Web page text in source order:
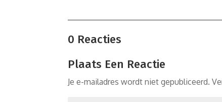
0 Reacties
Plaats Een Reactie
Je e-mailadres wordt niet gepubliceerd.